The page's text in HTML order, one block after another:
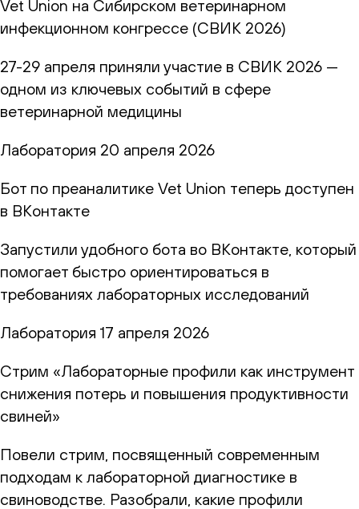
Vet Union на Сибирском ветеринарном
инфекционном конгрессе (СВИК 2026)
27-29 апреля приняли участие в СВИК 2026 —
одном из ключевых событий в сфере
ветеринарной медицины
Лаборатория 20 апреля 2026
Бот по преаналитике Vet Union теперь доступен
в ВКонтакте
Запустили удобного бота во ВКонтакте, который
помогает быстро ориентироваться в
требованиях лабораторных исследований
Лаборатория 17 апреля 2026
Стрим «Лабораторные профили как инструмент
снижения потерь и повышения продуктивности
свиней»
Повели стрим, посвященный современным
подходам к лабораторной диагностике в
свиноводстве. Разобрали, какие профили